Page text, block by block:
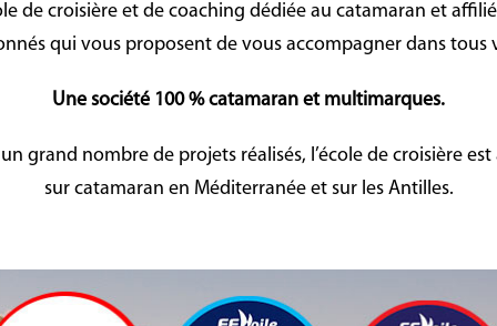
de croisière et de coaching dédiée au catamaran et
qui vous proposent de vous accompagner dans tous
Une société 100 % catamaran et multimarques.
grand nombre de projets réalisés, l’école de croisière
sur catamaran en Méditerranée et sur les Antilles.